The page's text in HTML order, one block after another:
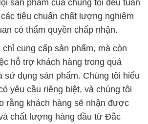
sản phẩm của chúng tôi đều tuân
tiêu chuẩn chất lượng nghiêm
có thẩm quyền chấp nhận.
cung cấp sản phẩm, mà còn
hỗ trợ khách hàng trong quá
sử dụng sản phẩm. Chúng tôi hiểu
yêu cầu riêng biệt, và chúng tôi
rằng khách hàng sẽ nhận được
chất lượng hàng đầu từ Đắc